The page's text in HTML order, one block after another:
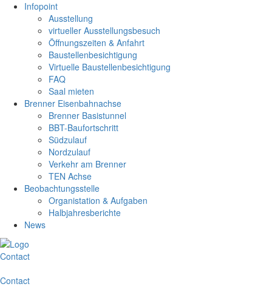
Infopoint
Ausstellung
virtueller Ausstellungsbesuch
Öffnungszeiten & Anfahrt
Baustellenbesichtigung
Virtuelle Baustellenbesichtigung
FAQ
Saal mieten
Brenner Eisenbahnachse
Brenner Basistunnel
BBT-Baufortschritt
Südzulauf
Nordzulauf
Verkehr am Brenner
TEN Achse
Beobachtungsstelle
Organistation & Aufgaben
Halbjahresberichte
News
Contact
Contact